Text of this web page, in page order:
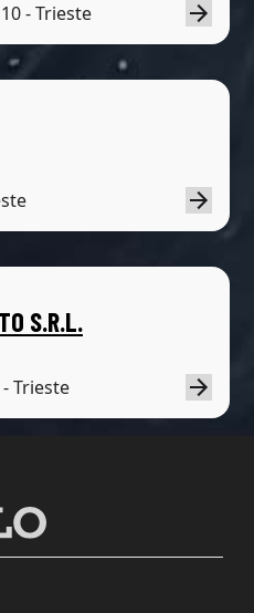
- Trieste
S.R.L.
- Trieste